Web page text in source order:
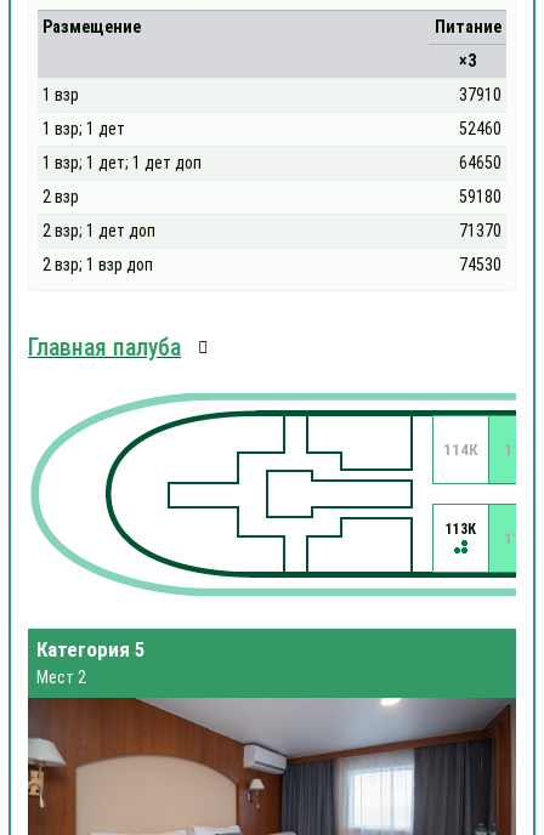
Размещение
Питание
×3
1 взр
37910
1 взр; 1 дет
52460
1 взр; 1 дет; 1 дет доп
64650
2 взр
59180
2 взр; 1 дет доп
71370
2 взр; 1 взр доп
74530
Главная палуба
111
112
113К
114К
Категория 5
Мест 2